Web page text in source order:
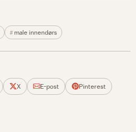
male innendørs
X E-post Pinterest